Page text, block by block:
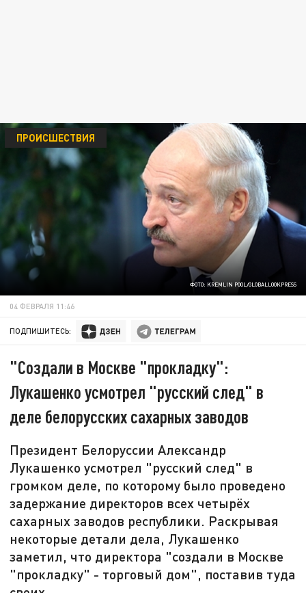
ФОТО: KREMLIN POOL/GLOBALLOOKPRESS
ПРОИСШЕСТВИЯ
04 ФЕВРАЛЯ 11:46
ПОДПИШИТЕСЬ:
"Создали в Москве "прокладку":
Лукашенко усмотрел "русский след" в
деле белорусских сахарных заводов
Президент Белоруссии Александр
Лукашенко усмотрел "русский след" в
громком деле, по которому было проведено
задержание директоров всех четырёх
сахарных заводов республики. Раскрывая
некоторые детали дела, Лукашенко
заметил, что директора "создали в Москве
"прокладку" - торговый дом", поставив туда